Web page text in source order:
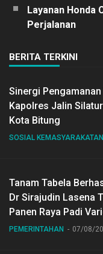
Layanan Honda
Perjalanan
BERITA TERKINI
Sinergi
Kapolres Jalin
Kota Bitung
SOSIAL KEMASYARAKATAN
Tanam Tabela
Dr Sirajudin Lasena
Panen Raya Padi
Desa Gihang
PEMERINTAHAN 07/08/